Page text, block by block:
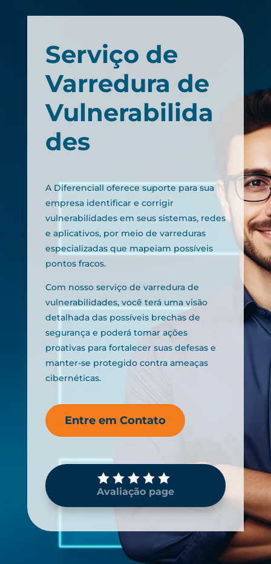
Serviço de
Varredura de
Vulnerabilida
des
A Diferenciall oferece suporte para sua
empresa identificar e corrigir
vulnerabilidades em seus sistemas, redes
e aplicativos, por meio de varreduras
especializadas que mapeiam possíveis
pontos fracos.
Com nosso serviço de varredura de
vulnerabilidades, você terá uma visão
detalhada das possíveis brechas de
segurança e poderá tomar ações
proativas para fortalecer suas defesas e
manter-se protegido contra ameaças
cibernéticas.
Entre em Contato
Avaliação page